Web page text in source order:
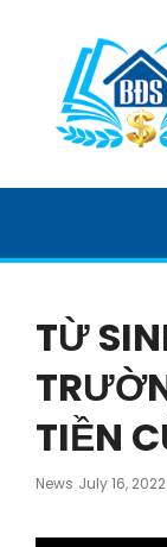
HỌC
SẢN
TỪ
TIỀN
News Posted
July 16, 2022